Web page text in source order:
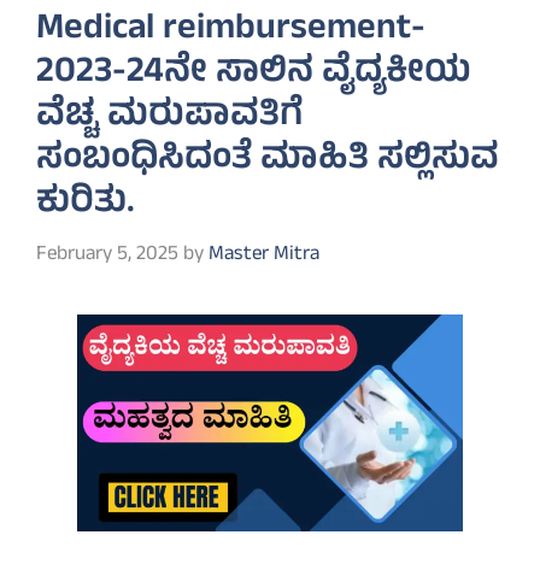
Medical reimbursement-
2023-24ನೇ ಸಾಲಿನ ವೈದ್ಯಕೀಯ
ವೆಚ್ಚ ಮರುಪಾವತಿಗೆ
ಸಂಬಂಧಿಸಿದಂತೆ ಮಾಹಿತಿ ಸಲ್ಲಿಸುವ
ಕುರಿತು.
February 5, 2025 byMaster Mitra